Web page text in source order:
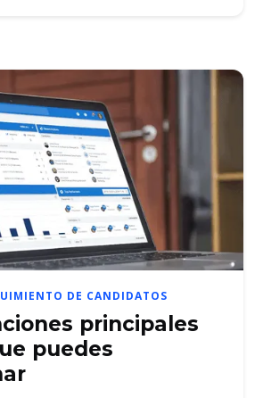
DE CANDIDATOS
principales
puedes